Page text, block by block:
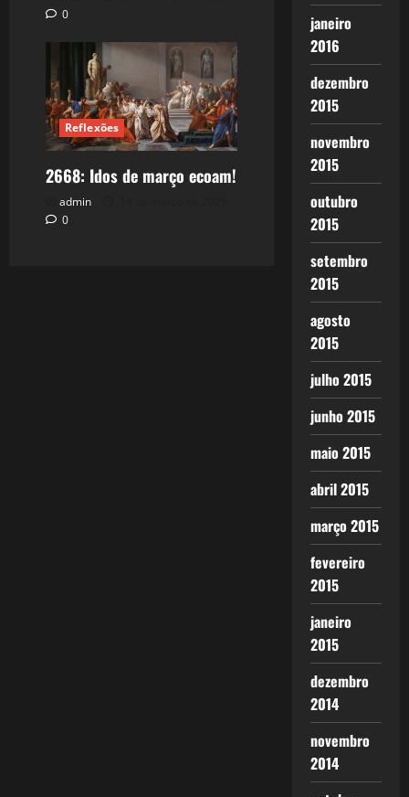
0
Reflexões
2668: Idos de março ecoam!
admin
0
janeiro
2016
dezembro
2015
novembro
2015
outubro
2015
setembro
2015
agosto
2015
julho 2015
junho 2015
maio 2015
abril 2015
março 2015
fevereiro
2015
janeiro
2015
dezembro
2014
novembro
2014